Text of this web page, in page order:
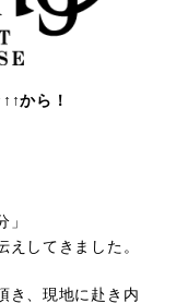
から！
してきました。
き、現地に赴き内